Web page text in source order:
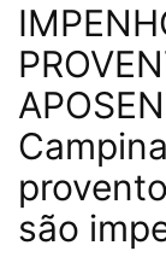
são